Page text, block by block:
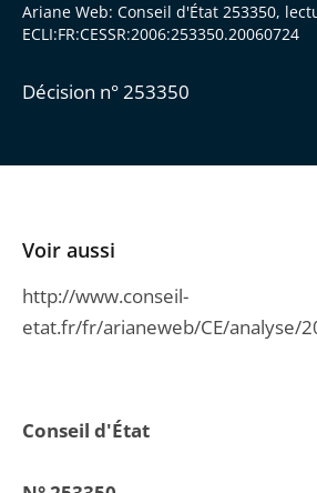
Ariane Web: Conseil d'État 253350,
ECLI:FR:CESSR:2006:253350.20060724
Décision n° 253350
Conseil d'État
Voir aussi
http://www.conseil-
etat.fr/fr/arianeweb/CE/analyse/